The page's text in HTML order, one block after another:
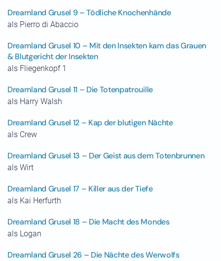
Dreamland Grusel 9 – Tödliche Knochenhände
als Pierro di Abaccio
Dreamland Grusel 10 – Mit den Insekten kam das Grauen
& Blutgericht der Insekten
als Fliegenkopf 1
Dreamland Grusel 11 – Die Totenpatrouille
als Harry Walsh
Dreamland Grusel 12 – Kap der blutigen Nächte
als Crew
Dreamland Grusel 13 – Der Geist aus dem Totenbrunnen
als Wirt
Dreamland Grusel 17 – Killer aus der Tiefe
als Kai Herfurth
Dreamland Grusel 18 – Die Macht des Mondes
als Logan
Dreamland Grusel 26 – Die Nächte des Werwolfs